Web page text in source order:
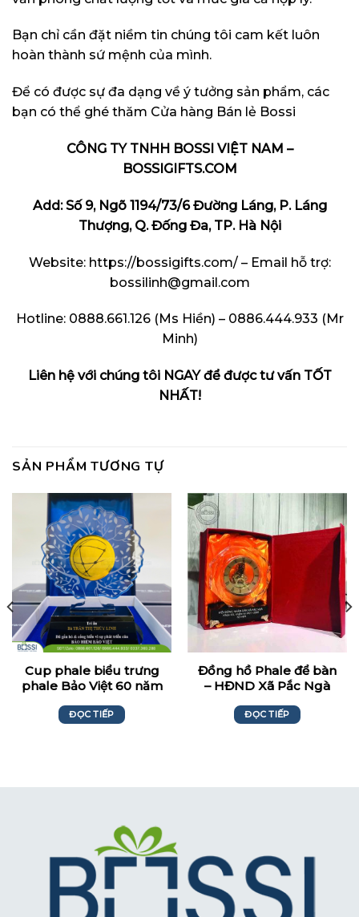
Bạn chỉ cần đặt niềm tin chúng tôi cam kết luôn
hoàn thành sứ mệnh của mình.
Để có được sự đa dạng về ý tưởng sản phẩm, các
bạn có thể ghé thăm Cửa hàng Bán lẻ Bossi
CÔNG TY TNHH BOSSI VIỆT NAM –
BOSSIGIFTS.COM
Add: Số 9, Ngõ 1194/73/6 Đường Láng, P. Láng
Thượng, Q. Đống Đa, TP. Hà Nội
Website: https://bossigifts.com/– Email hỗ trợ:
bossilinh@gmail.com
Hotline: 0888.661.126 (Ms Hiền) – 0886.444.933 (Mr
Minh)
Liên hệ với chúng tôi NGAY để được tư vấn TỐT
NHẤT!
SẢN PHẨM TƯƠNG TỰ
Cup phale biểu trưng
phale Bảo Việt 60 năm
ĐỌC TIẾP
Đồng hồ Phale để bàn
– HĐND Xã Pắc Ngà
ĐỌC TIẾP